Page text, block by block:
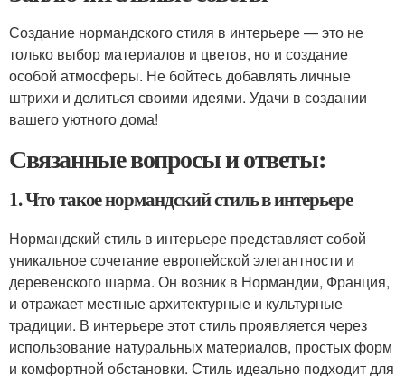
Создание нормандского стиля в интерьере — это не
только выбор материалов и цветов, но и создание
особой атмосферы. Не бойтесь добавлять личные
штрихи и делиться своими идеями. Удачи в создании
вашего уютного дома!
Связанные вопросы и ответы:
1. Что такое нормандский стиль в интерьере
Нормандский стиль в интерьере представляет собой
уникальное сочетание европейской элегантности и
деревенского шарма. Он возник в Нормандии, Франция,
и отражает местные архитектурные и культурные
традиции. В интерьере этот стиль проявляется через
использование натуральных материалов, простых форм
и комфортной обстановки. Стиль идеально подходит для